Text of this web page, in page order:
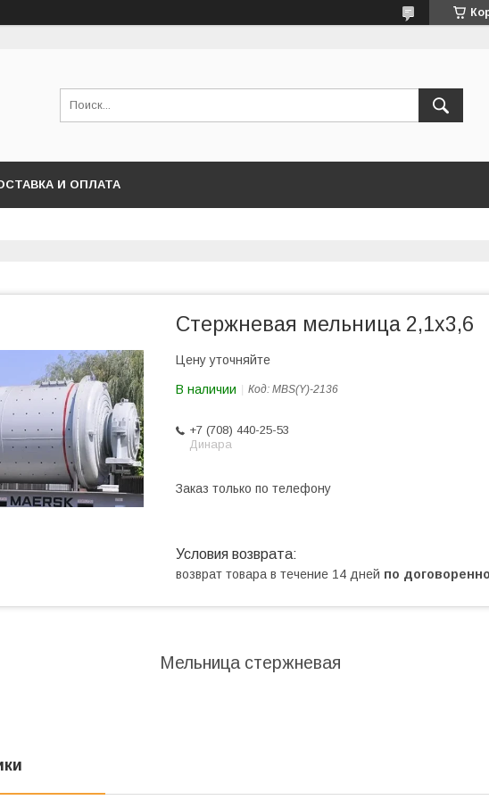
И ОПЛАТА
Стержневая мельница 2,1x3,6
Цену уточняйте
В наличии Код: MBS(Y)-2136
+7 (708) 440-25-53
Динара
Заказ только по телефону
возврат товара в течение 14 дней по
Мельница стержневая